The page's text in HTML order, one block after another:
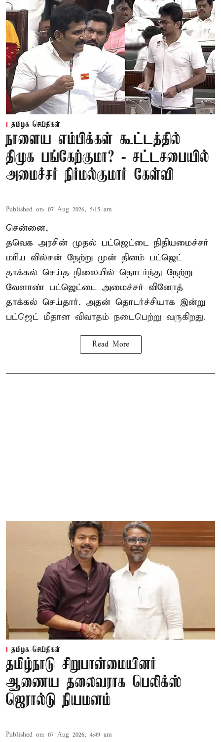
தமிழக செய்திகள்
நாளைய எம்பிக்கள் கூட்டத்தில்
திமுக பங்கேற்குமா? - சட்டசபையில்
அமைச்சர் நிர்மல்குமார் கேள்வி
Published on: 07 Aug 2026, 5:15 am
சென்னை,
தவெக அரசின் முதல் பட்ஜெட்டை நிதியமைச்சர்
மரிய வில்சன் நேற்று முன் தினம் பட்ஜெட்
தாக்கல் செய்த நிலையில் தொடர்ந்து நேற்று
வேளாண் பட்ஜெட்டை அமைச்சர் வினோத்
தாக்கல் செய்தார். அதன் தொடர்ச்சியாக இன்று
பட்ஜெட் மீதான விவாதம் நடைபெற்று வருகிறது.
Read More
தமிழக செய்திகள்
தமிழ்நாடு சிறுபான்மையினர்
ஆணைய தலைவராக பெலிக்ஸ்
ஜெரால்டு நியமனம்
Published on: 07 Aug 2026, 4:49 am